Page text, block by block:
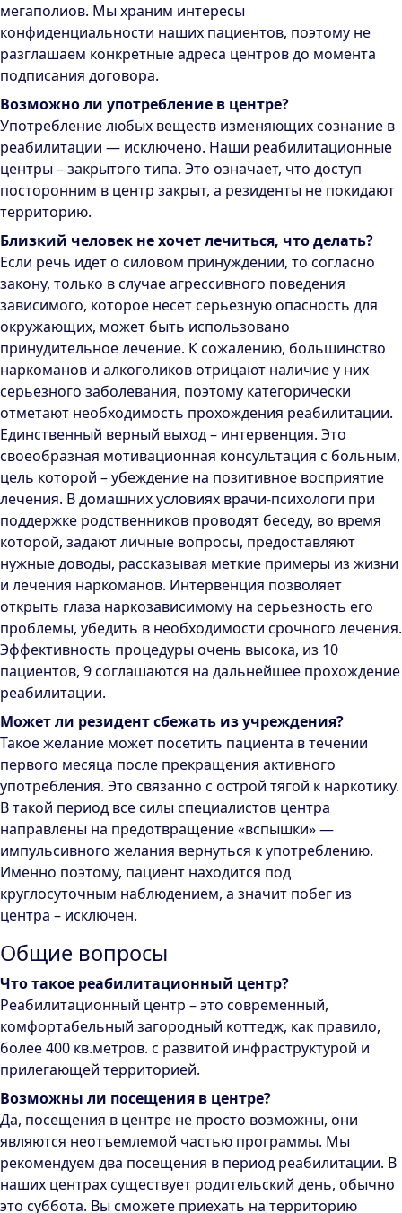
мегаполиов. Мы храним интересы
конфиденциальности наших пациентов, поэтому не
разглашаем конкретные адреса центров до момента
подписания договора.
Возможно ли употребление в центре?
Употребление любых веществ изменяющих сознание в
реабилитации — исключено. Наши реабилитационные
центры – закрытого типа. Это означает, что доступ
посторонним в центр закрыт, а резиденты не покидают
территорию.
Близкий человек не хочет лечиться, что делать?
Если речь идет о силовом принуждении, то согласно
закону, только в случае агрессивного поведения
зависимого, которое несет серьезную опасность для
окружающих, может быть использовано
принудительное лечение. К сожалению, большинство
наркоманов и алкоголиков отрицают наличие у них
серьезного заболевания, поэтому категорически
отметают необходимость прохождения реабилитации.
Единственный верный выход – интервенция. Это
своеобразная мотивационная консультация с больным,
цель которой – убеждение на позитивное восприятие
лечения. В домашних условиях врачи-психологи при
поддержке родственников проводят беседу, во время
которой, задают личные вопросы, предоставляют
нужные доводы, рассказывая меткие примеры из жизни
и лечения наркоманов. Интервенция позволяет
открыть глаза наркозависимому на серьезность его
проблемы, убедить в необходимости срочного лечения.
Эффективность процедуры очень высока, из 10
пациентов, 9 соглашаются на дальнейшее прохождение
реабилитации.
Может ли резидент сбежать из учреждения?
Такое желание может посетить пациента в течении
первого месяца после прекращения активного
употребления. Это связанно с острой тягой к наркотику.
В такой период все силы специалистов центра
направлены на предотвращение «вспышки» —
импульсивного желания вернуться к употреблению.
Именно поэтому, пациент находится под
круглосуточным наблюдением, а значит побег из
центра – исключен.
Общие вопросы
Что такое реабилитационный центр?
Реабилитационный центр – это современный,
комфортабельный загородный коттедж, как правило,
более 400 кв.метров. с развитой инфраструктурой и
прилегающей территорией.
Возможны ли посещения в центре?
Да, посещения в центре не просто возможны, они
являются неотъемлемой частью программы. Мы
рекомендуем два посещения в период реабилитации. В
наших центрах существует родительский день, обычно
это суббота. Вы сможете приехать на территорию